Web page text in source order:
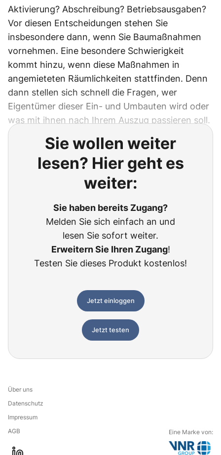
Aktivierung? Abschreibung? Betriebsausgaben?
Vor diesen Entscheidungen stehen Sie
insbesondere dann, wenn Sie Baumaßnahmen
vornehmen. Eine besondere Schwierigkeit
kommt hinzu, wenn diese Maßnahmen in
angemieteten Räumlichkeiten stattfinden. Denn
dann stellen sich schnell die Fragen, wer
Eigentümer dieser Ein- und Umbauten wird oder
was mit ihnen nach Ihrem Auszug passieren soll.
Sie wollen weiter
lesen? Hier geht es
weiter:
Sie haben bereits Zugang?
Melden Sie sich einfach an und
lesen Sie sofort weiter.
Erweitern Sie Ihren Zugang!
Testen Sie dieses Produkt kostenlos!
Jetzt einloggen
Jetzt testen
Über uns
Datenschutz
Impressum
AGB
Eine Marke von: